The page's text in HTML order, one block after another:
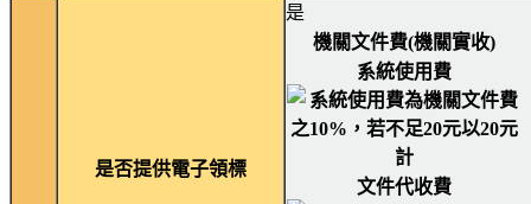
是否提供電子領標
是
機關文件費(機關實收)
系統使用費
文件代收費